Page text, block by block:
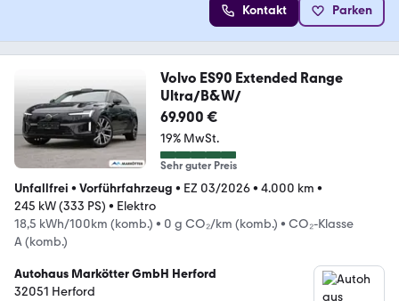
Kontakt Parken
Volvo ES90 Extended Range
Ultra/B&W/
69.900 €
19% MwSt.
Sehr guter Preis
Unfallfrei • Vorführfahrzeug • EZ 03/2026• 4.000 km •
245 kW (333 PS) • Elektro
18,5 kWh/100km (komb.) • 0 g CO₂/km (komb.) • CO₂-Klasse
A (komb.)
Autohaus Markötter GmbH Herford
32051 Herford